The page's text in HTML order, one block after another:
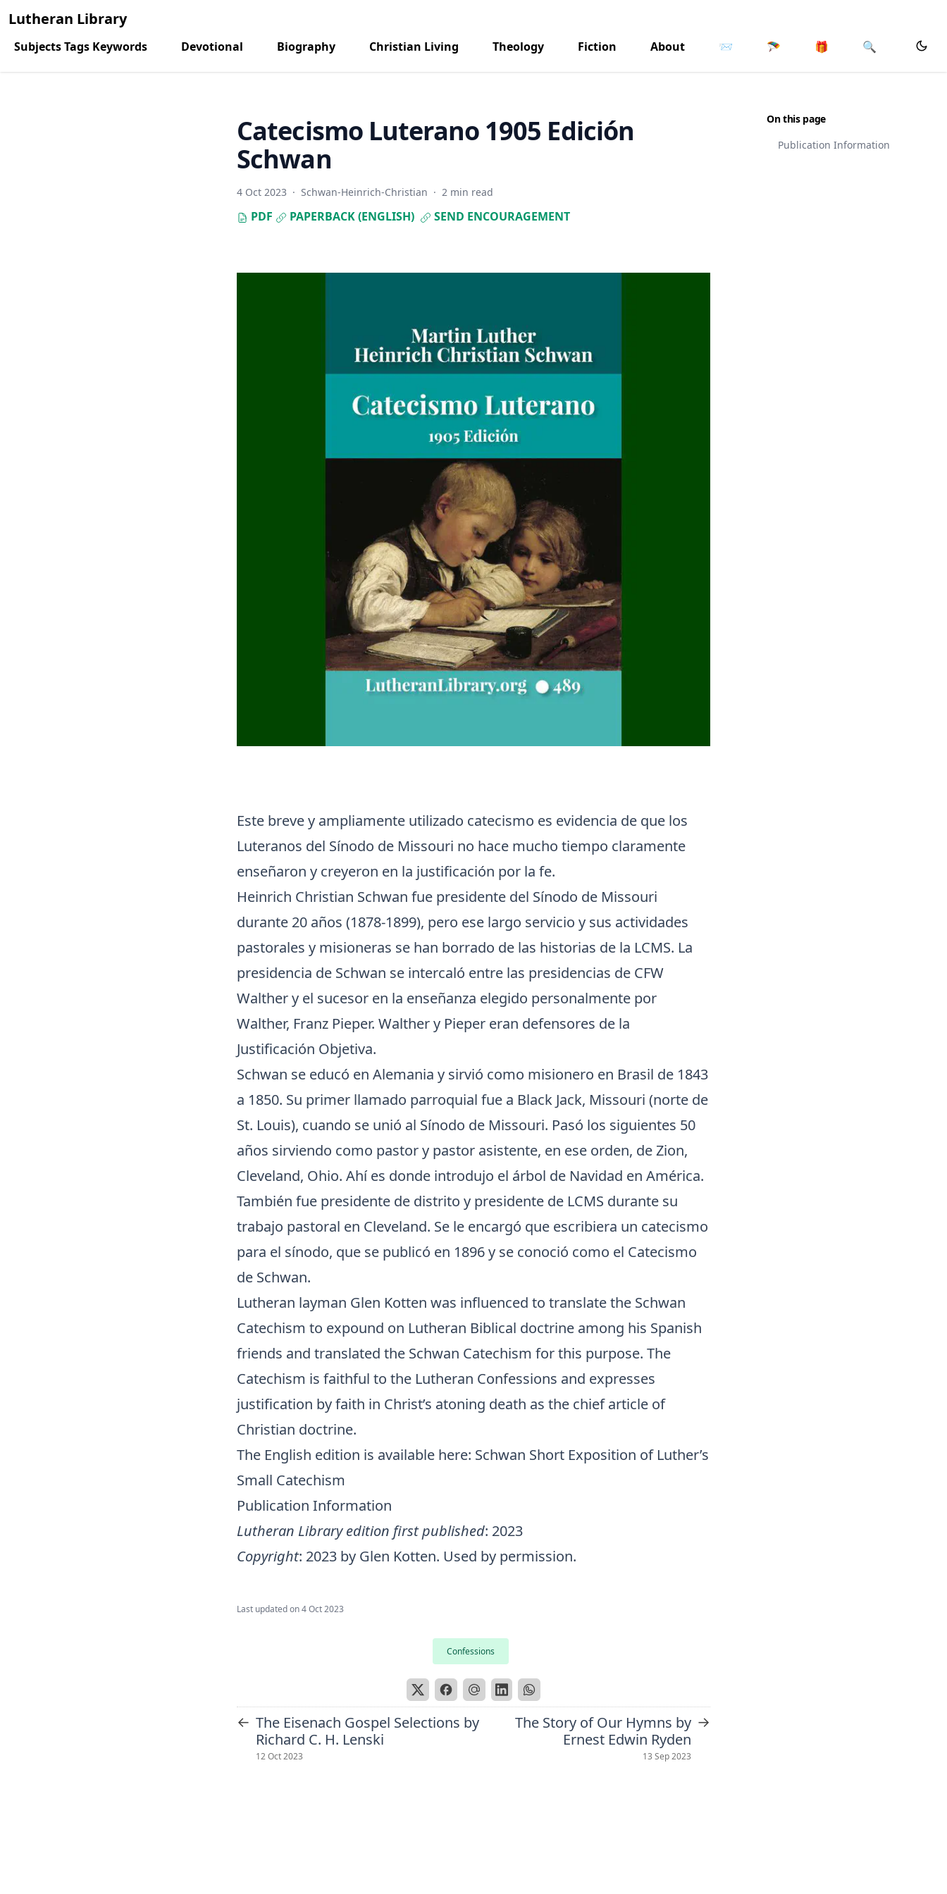
Lutheran Library
Subjects Tags Keywords Devotional Biography Christian Living Theology Fiction About 📨 🪂 🎁 🔍
On this page
Publication Information
Catecismo Luterano 1905 Edición
Schwan
4 Oct 2023 · Schwan-Heinrich-Christian · 2 min read
PDF PAPERBACK (ENGLISH) SEND ENCOURAGEMENT
Este breve y ampliamente utilizado catecismo es evidencia de que los
Luteranos del Sínodo de Missouri no hace mucho tiempo claramente
enseñaron y creyeron en la justificación por la fe.
Heinrich Christian Schwan fue presidente del Sínodo de Missouri
durante 20 años (1878-1899), pero ese largo servicio y sus actividades
pastorales y misioneras se han borrado de las historias de la LCMS. La
presidencia de Schwan se intercaló entre las presidencias de CFW
Walther y el sucesor en la enseñanza elegido personalmente por
Walther, Franz Pieper. Walther y Pieper eran defensores de la
Justificación Objetiva.
Schwan se educó en Alemania y sirvió como misionero en Brasil de 1843
a 1850. Su primer llamado parroquial fue a Black Jack, Missouri (norte de
St. Louis), cuando se unió al Sínodo de Missouri. Pasó los siguientes 50
años sirviendo como pastor y pastor asistente, en ese orden, de Zion,
Cleveland, Ohio. Ahí es donde introdujo el árbol de Navidad en América.
También fue presidente de distrito y presidente de LCMS durante su
trabajo pastoral en Cleveland. Se le encargó que escribiera un catecismo
para el sínodo, que se publicó en 1896 y se conoció como el Catecismo
de Schwan.
Lutheran layman Glen Kotten was influenced to translate the Schwan
Catechism to expound on Lutheran Biblical doctrine among his Spanish
friends and translated the Schwan Catechism for this purpose. The
Catechism is faithful to the Lutheran Confessions and expresses
justification by faith in Christ’s atoning death as the chief article of
Christian doctrine.
The English edition is available here: Schwan Short Exposition of Luther’s
Small Catechism
Publication Information
Lutheran Library edition first published: 2023
Copyright: 2023 by Glen Kotten. Used by permission.
Last updated on4 Oct 2023
Confessions
← The Eisenach Gospel Selections by
Richard C. H. Lenski
12 Oct 2023
The Story of Our Hymns by
Ernest Edwin Ryden
13 Sep 2023
→